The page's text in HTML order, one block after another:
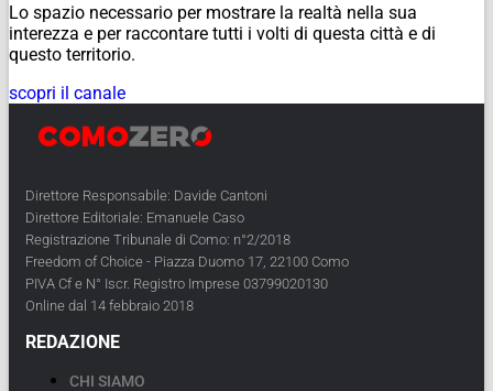
Lo spazio necessario per mostrare la realtà nella sua
interezza e per raccontare tutti i volti di questa città e di
questo territorio.
scopri il canale
Direttore Responsabile: Davide Cantoni
Direttore Editoriale: Emanuele Caso
Registrazione Tribunale di Como: n°2/2018
Freedom of Choice - Piazza Duomo 17, 22100 Como
PIVA Cf e N° Iscr. Registro Imprese 03799020130
Online dal 14 febbraio 2018
REDAZIONE
CHI SIAMO